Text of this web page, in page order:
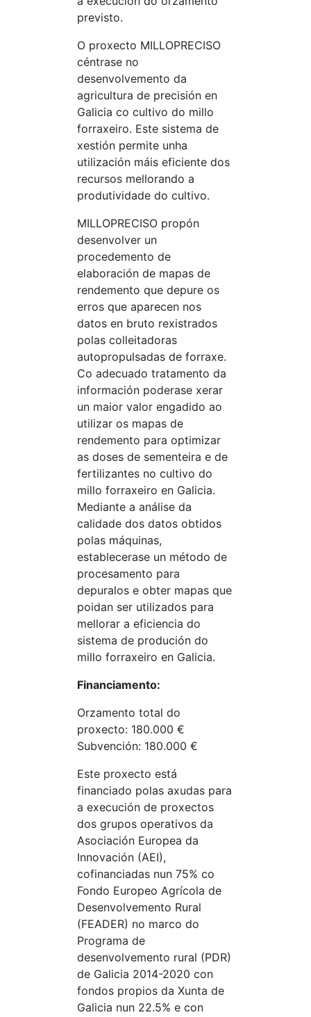
previsto.
O proxecto MILLOPRECISO
céntrase no
desenvolvemento da
agricultura de precisión en
Galicia co cultivo do millo
forraxeiro. Este sistema de
xestión permite unha
utilización máis eficiente dos
recursos mellorando a
produtividade do cultivo.
MILLOPRECISO propón
desenvolver un
procedemento de
elaboración de mapas de
rendemento que depure os
erros que aparecen nos
datos en bruto rexistrados
polas colleitadoras
autopropulsadas de forraxe.
Co adecuado tratamento da
información poderase xerar
un maior valor engadido ao
utilizar os mapas de
rendemento para optimizar
as doses de sementeira e de
fertilizantes no cultivo do
millo forraxeiro en Galicia.
Mediante a análise da
calidade dos datos obtidos
polas máquinas,
establecerase un método de
procesamento para
depuralos e obter mapas que
poidan ser utilizados para
mellorar a eficiencia do
sistema de produción do
millo forraxeiro en Galicia.
Financiamento:
Orzamento total do
proxecto: 180.000 €
Subvención: 180.000 €
Este proxecto está
financiado polas axudas para
a execución de proxectos
dos grupos operativos da
Asociación Europea da
Innovación (AEI),
cofinanciadas nun 75% co
Fondo Europeo Agrícola de
Desenvolvemento Rural
(FEADER) no marco do
Programa de
desenvolvemento rural (PDR)
de Galicia 2014-2020 con
fondos propios da Xunta de
Galicia nun 22.5% e con